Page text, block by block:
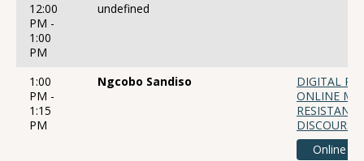
12:00
PM -
1:00
PM
undefined
1:00
PM -
1:15
PM
Ngcobo Sandiso
DIGITAL
ONLINE
Online